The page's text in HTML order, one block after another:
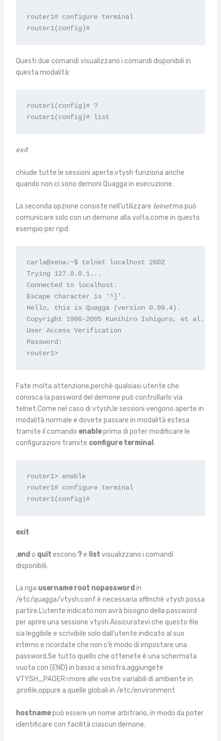
router1# configure terminal
router1(config)#
Questi due comandi visualizzano i comandi disponibili in
questa modalità:
router1(config)# ?
router1(config)# list
exit
chiude tutte le sessioni aperte.vtysh funziona anche
quando non ci sono demoni Quagga in esecuzione.
La seconda opzione consiste nell’utilizzare telnetma può
comunicare solo con un demone alla volta,come in questo
esempio per ripd:
carla@xena:~$ telnet localhost 2602
Trying 127.0.0.1...
Connected to localhost.
Escape character is '^]'.
Hello, this is Quagga (version 0.99.4).
Copyright 1996-2005 Kunihiro Ishiguro, et al.
User Access Verification
Password:
router1>
Fate molta attenzione,perchè qualsiasi utente che
conosca la password del demone può controllarlo via
telnet.Come nel caso di vtysh,le sessioni vengono aperte in
modalità normale e dovete passare in modalità estesa
tramite il comando enableprima di poter modificare le
configurazioni tramite configure terminal :
router1> enable
router1# configure terminal
router1(config)#
exit
,end o quitescono;?e listvisualizzano i comandi
disponibili.
La riga username root nopassword in
/etc/quagga/vtysh.conf è necessaria affinchè vtysh possa
partire.L’utente indicato non avrà bisogno della password
per aprire una sessione vtysh.Assicuratevi che questo file
sia leggibile e scrivibile solo dall’utente indicato al suo
interno e ricordate che non c’è modo di impostare una
password.Se tutto quello che ottenete è una schermata
vuota con (END) in basso a sinistra,aggiungete
VTYSH_PAGER=more alle vostre variabili di ambiente in
.profile,oppure a quelle globali in /etc/environment
hostnamepuò essere un nome arbitrario, in modo da poter
identificare con facilità ciascun demone.